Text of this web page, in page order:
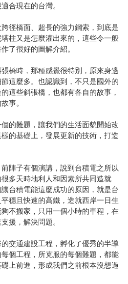
合現在的台灣。
徑橋面、超長的強力鋼索，到底是
柱又是怎麼灌出來的，這些令一般
了很好的圖解介紹。
橋時，那種感覺很特別，原來身邊
這麼多。也認識到，不只是國外的
這些斜張橋，也都有各自的故事，
事。
的難題，讓我們的生活面貌開始改
的基礎上，發展更新的技術，打造
陣子有個演講，說到台積電之所以
多天時地利人和因素所共同造就
台積電能這麼成功的原因，就是台
穩且快速的高鐵，造就西岸一日生
不搬家，只用一個小時的車程，在
援，解決問題。
交通建設工程，孵化了優秀的半導
個工程，所克服的每個難題，都能
上前進，形成我們之前根本沒想過